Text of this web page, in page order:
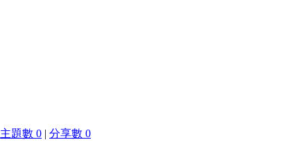
主題數 0 | 分享數 0